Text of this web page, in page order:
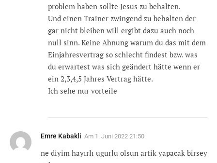
problem haben sollte Jesus zu behalten.
Und einen Trainer zwingend zu behalten der
gar nicht bleiben will ergibt dazu auch noch
null sinn. Keine Ahnung warum du das mit dem
Einjahresvertrag so schlecht findest bzw. was
du erwartest was sich geändert hätte wenn er
ein 2,3,4,5 Jahres Vertrag hätte.
Ich sehe nur vorteile
Emre Kabakli Am 1. Juni 2022 21:50
ne diyim hayırlı ugurlu olsun artik yapacak birsey